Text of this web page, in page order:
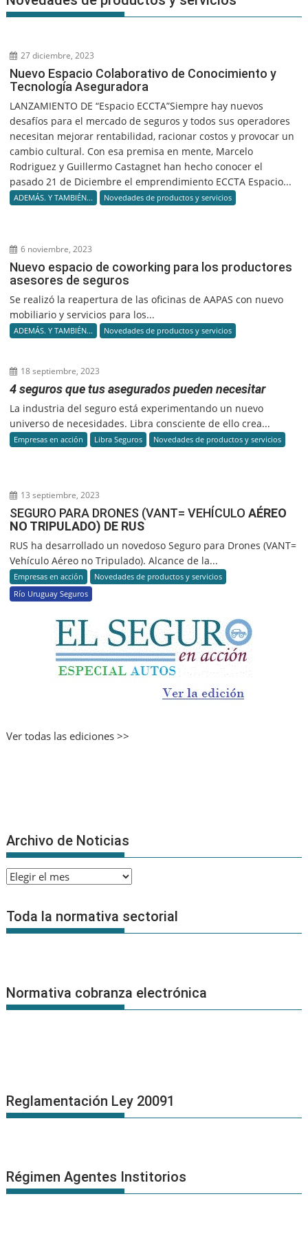
27 diciembre, 2023
Nuevo Espacio Colaborativo de Conocimiento y
Tecnología Aseguradora
LANZAMIENTO DE “Espacio ECCTA”Siempre hay nuevos
desafíos para el mercado de seguros y todos sus operadores
necesitan mejorar rentabilidad, racionar costos y provocar un
cambio cultural. Con esa premisa en mente, Marcelo
Rodriguez y Guillermo Castagnet han hecho conocer el
pasado 21 de Diciembre el emprendimiento ECCTA Espacio...
ADEMÁS. Y TAMBIÉN... Novedades de productos y servicios
6 noviembre, 2023
Nuevo espacio de coworking para los productores
asesores de seguros
Se realizó la reapertura de las oficinas de AAPAS con nuevo
mobiliario y servicios para los...
ADEMÁS. Y TAMBIÉN... Novedades de productos y servicios
18 septiembre, 2023
4 seguros que tus asegurados pueden necesitar
La industria del seguro está experimentando un nuevo
universo de necesidades. Libra consciente de ello crea...
Empresas en acción Libra Seguros Novedades de productos y servicios
13 septiembre, 2023
SEGURO PARA DRONES (VANT= VEHÍCULOAÉREO
NO TRIPULADO) DE RUS
RUS ha desarrollado un novedoso Seguro para Drones (VANT=
Vehículo Aéreo no Tripulado). Alcance de la...
Empresas en acción
Novedades de productos y servicios
Río Uruguay Seguros
Ver todas las ediciones >>
Archivo de Noticias
Archivo
Noticias
Toda la normativa sectorial
Normativa cobranza electrónica
Reglamentación Ley 20091
Régimen Agentes Institorios